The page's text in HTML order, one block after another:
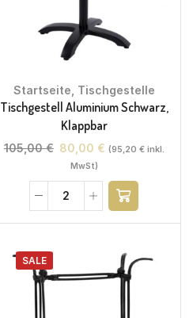
Startseite Tischgestelle
Tischgestell Aluminium Schwarz,
Klappbar
105,00€ 80,00 € (95,20 €inkl.
MwSt)
SALE